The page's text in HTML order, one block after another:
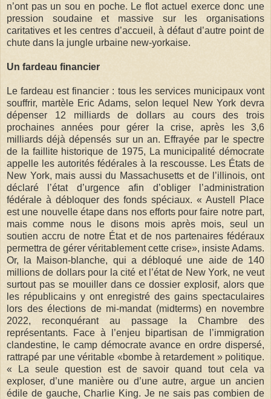
n’ont pas un sou en poche. Le flot actuel exerce donc une
pression soudaine et massive sur les organisations
caritatives et les centres d’accueil, à défaut d’autre point de
chute dans la jungle urbaine new-yorkaise.
Un fardeau financier
Le fardeau est financier : tous les services municipaux vont
souffrir, martèle Eric Adams, selon lequel New York devra
dépenser 12 milliards de dollars au cours des trois
prochaines années pour gérer la crise, après les 3,6
milliards déjà dépensés sur un an. Effrayée par le spectre
de la faillite historique de 1975, La municipalité démocrate
appelle les autorités fédérales à la rescousse. Les États de
New York, mais aussi du Massachusetts et de l’illinois, ont
déclaré l’état d’urgence afin d’obliger l’administration
fédérale à débloquer des fonds spéciaux. « Austell Place
est une nouvelle étape dans nos efforts pour faire notre part,
mais comme nous le disons mois après mois, seul un
soutien accru de notre État et de nos partenaires fédéraux
permettra de gérer véritablement cette crise», insiste Adams.
Or, la Maison-blanche, qui a débloqué une aide de 140
millions de dollars pour la cité et l’état de New York, ne veut
surtout pas se mouiller dans ce dossier explosif, alors que
les républicains y ont enregistré des gains spectaculaires
lors des élections de mi-mandat (midterms) en novembre
2022, reconquérant au passage la Chambre des
représentants. Face à l’enjeu bipartisan de l’immigration
clandestine, le camp démocrate avance en ordre dispersé,
rattrapé par une véritable «bombe à retardement » politique.
« La seule question est de savoir quand tout cela va
exploser, d’une manière ou d’une autre, argue un ancien
édile de gauche, Charlie King. Je ne sais pas combien de